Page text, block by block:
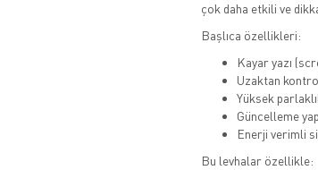
çok daha etkili ve
Başlıca özellikleri:
Kayar yazı
Uzaktan
Yüksek
Güncelleme
Enerji verimli
Bu levhalar özellikle: